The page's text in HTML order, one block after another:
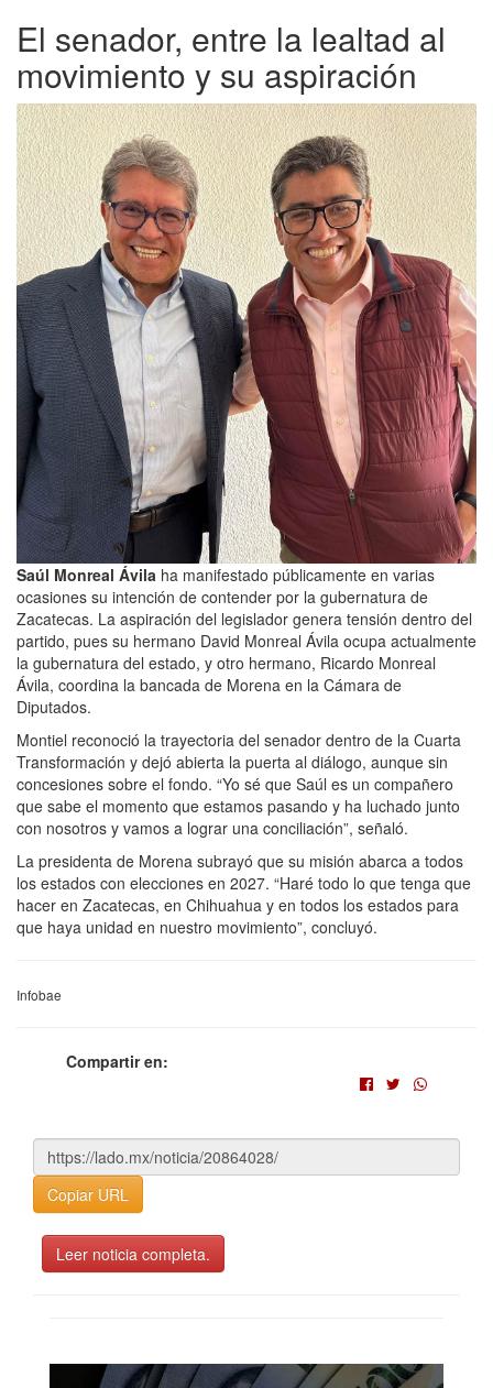
El senador, entre la lealtad al
movimiento y su aspiración
Saúl Monreal Ávila ha manifestado públicamente en varias
ocasiones su intención de contender por la gubernatura de
Zacatecas. La aspiración del legislador genera tensión dentro del
partido, pues su hermano David Monreal Ávila ocupa actualmente
la gubernatura del estado, y otro hermano, Ricardo Monreal
Ávila, coordina la bancada de Morena en la Cámara de
Diputados.
Montiel reconoció la trayectoria del senador dentro de la Cuarta
Transformación y dejó abierta la puerta al diálogo, aunque sin
concesiones sobre el fondo. “Yo sé que Saúl es un compañero
que sabe el momento que estamos pasando y ha luchado junto
con nosotros y vamos a lograr una conciliación”, señaló.
La presidenta de Morena subrayó que su misión abarca a todos
los estados con elecciones en 2027. “Haré todo lo que tenga que
hacer en Zacatecas, en Chihuahua y en todos los estados para
que haya unidad en nuestro movimiento”, concluyó.
Infobae
Compartir en:
Copiar URL
Leer noticia completa.